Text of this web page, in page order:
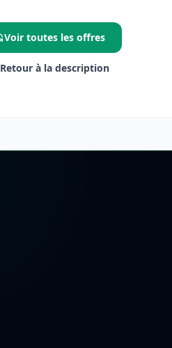
Voir toutes les offres
Retour à la description